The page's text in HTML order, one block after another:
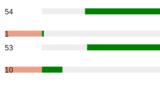
54
1
53
10